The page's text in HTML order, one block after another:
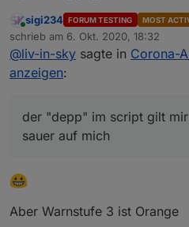
der "depp" im script
sauer auf mich :-)
es gibt in beiden files
Online
sigi234 FORUM TESTING MOST
schrieb am 6. Okt. 2020, 18:32
zuletzt editiert von
@liv-in-sky sagte in Corona-
anzeigen:
der "depp" im script gilt
sauer auf mich
Aber Warnstufe 3 ist Orange